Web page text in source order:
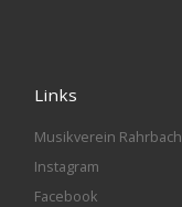
Links
Musikverein Rahrbach
Instagram
Facebook